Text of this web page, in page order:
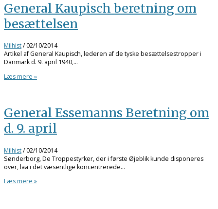
General Kaupisch beretning om
besættelsen
Milhist/02/10/2014
Artikel af General Kaupisch, lederen af de tyske besættelsestropper i
Danmark d. 9. april 1940,…
Læs mere »
General Essemanns Beretning om
d. 9. april
Milhist/02/10/2014
Sønderborg, De Troppestyrker, der i første Øjeblik kunde disponeres
over, laa i det væsentlige koncentrerede…
Læs mere »